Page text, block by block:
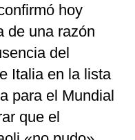
hoy
de una razón
del
Italia en la lista
para el Mundial
que el